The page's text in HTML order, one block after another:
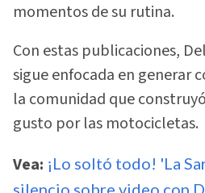
momentos de su rutina.
Con estas publicaciones,
sigue enfocada en generar
la comunidad que
gusto por las motocicletas.
Vea: ¡Lo soltó todo! 'La
silencio sobre video con